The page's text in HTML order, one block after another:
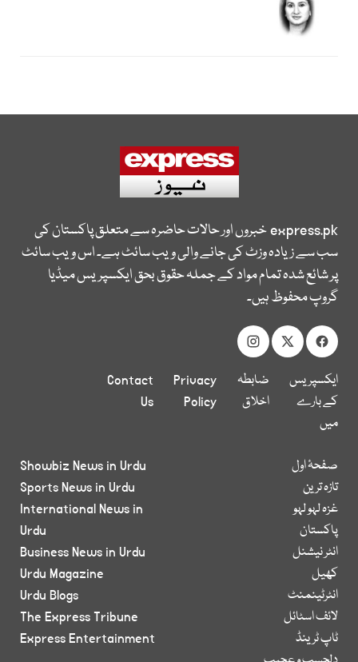
express.pkخبروں اور حالات حاضرہ سے متعلق پاکستان کی
سب سے زیادہ وزٹ کی جانے والی ویب سائٹ ہے۔ اس ویب سائٹ
پر شائع شدہ تمام مواد کے جملہ حقوق بحق ایکسپریس میڈیا
گروپ محفوظ ہیں۔
ایکسپریس
کے بارے
میں
ضابطہ
اخلاق
Privacy
Policy
Contact
Us
صفحۂ اول
تازہ ترین
غزہ لہو لہو
پاکستان
انٹر نیشنل
کھیل
انٹرٹینمنٹ
لائف اسٹائل
ٹاپ ٹرینڈ
Showbiz News in Urdu
Sports News in Urdu
International News in
Urdu
Business News in Urdu
Urdu Magazine
Urdu Blogs
The Express Tribune
Express Entertainment